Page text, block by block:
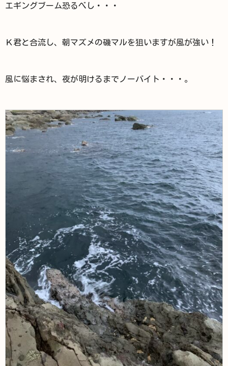
エギングブーム恐るべし・・・
Ｋ君と合流し、朝マズメの磯マルを狙いますが風が強い！
風に悩まされ、夜が明けるまでノーバイト・・・。